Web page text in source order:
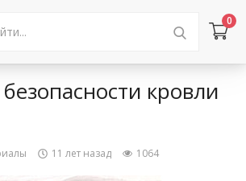
0
кровли
11 лет назад 1064